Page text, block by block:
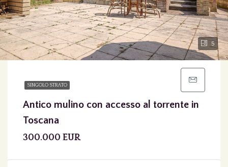
5
SINGOLO STRATO
Antico mulino con accesso al torrente in
Toscana
300.000 EUR